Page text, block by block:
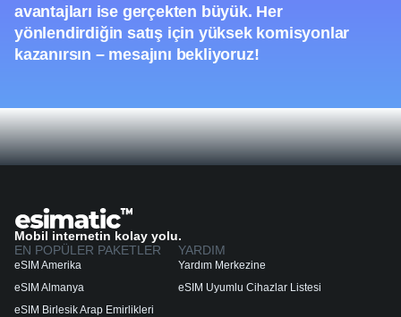
avantajları ise gerçekten büyük. Her
yönlendirdiğin satış için yüksek komisyonlar
kazanırsın – mesajını bekliyoruz!
Mobil internetin kolay yolu.
EN POPÜLER PAKETLER
eSIM Amerika
eSIM Almanya
eSIM Birlesik Arap Emirlikleri
YARDIM
Yardım Merkezine
eSIM Uyumlu Cihazlar Listesi